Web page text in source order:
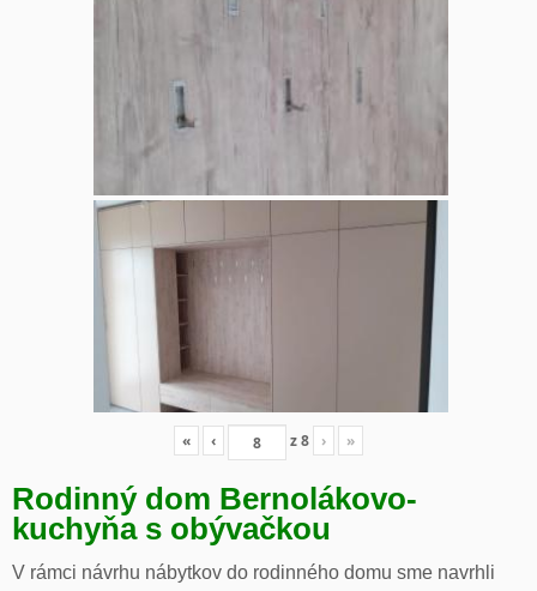
« ‹ z8 › »
Rodinný dom Bernolákovo-
kuchyňa s obývačkou
V rámci návrhu nábytkov do rodinného domu sme navrhli